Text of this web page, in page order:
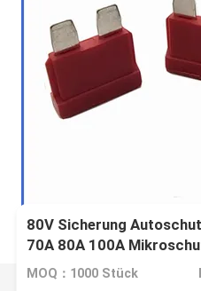
80V Sicherung
70A 80A 100A
MOQ：1000 Stück